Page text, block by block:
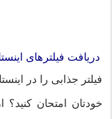
دریافت فیلترهای
فیلتر جذابی را در
خودتان امتحان